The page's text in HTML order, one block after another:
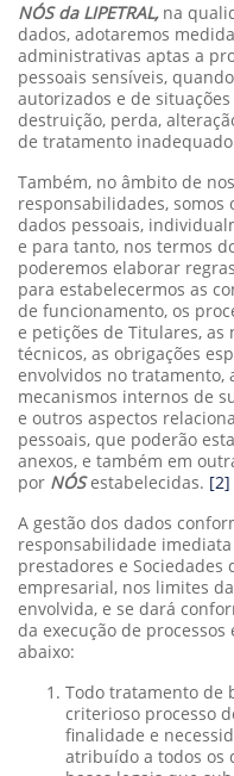
NÓS da LIPETRAL, na
dados, adotaremos
administrativas aptas a
pessoais sensíveis,
autorizados e de
destruição, perda,
de tratamento
Também, no âmbito de
responsabilidades, somos
dados pessoais,
e para tanto, nos termos
poderemos elaborar
para estabelecermos as
de funcionamento, os
e petições de Titulares, as
técnicos, as obrigações
envolvidos no tratamento,
mecanismos internos de
e outros aspectos
pessoais, que poderão
anexos, e também em
por NÓSestabelecidas. [2]
A gestão dos dados
responsabilidade
prestadores e Sociedades
empresarial, nos limites
envolvida, e se dará
da execução de
abaixo:
Todo tratamento de
criterioso processo
finalidade e
atribuído a todos os